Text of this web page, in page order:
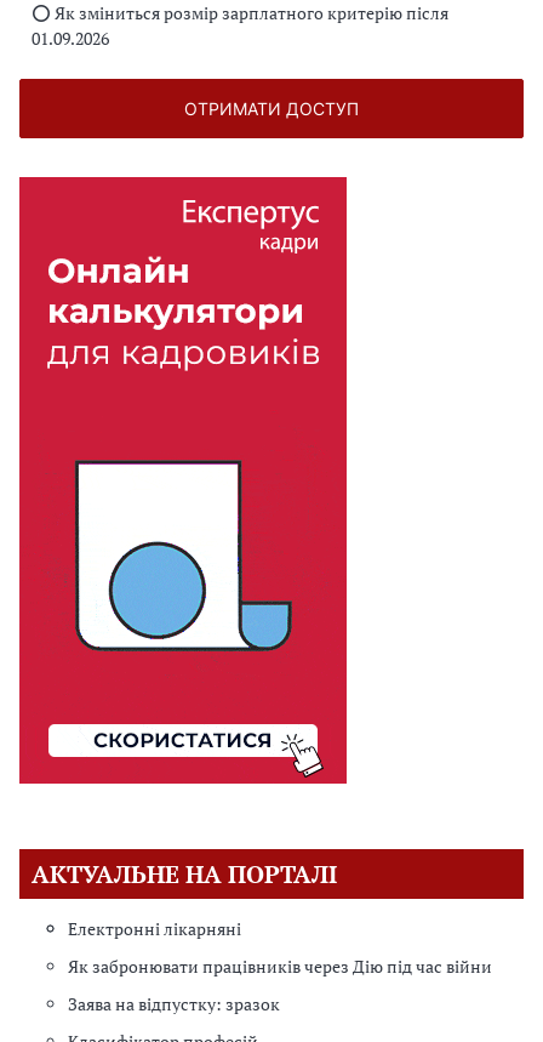
⭕️ Як зміниться розмір зарплатного критерію після
01.09.2026
ОТРИМАТИ ДОСТУП
АКТУАЛЬНЕ НА ПОРТАЛІ
Електронні лікарняні
Як забронювати працівників через Дію під час війни
Заява на відпустку: зразок